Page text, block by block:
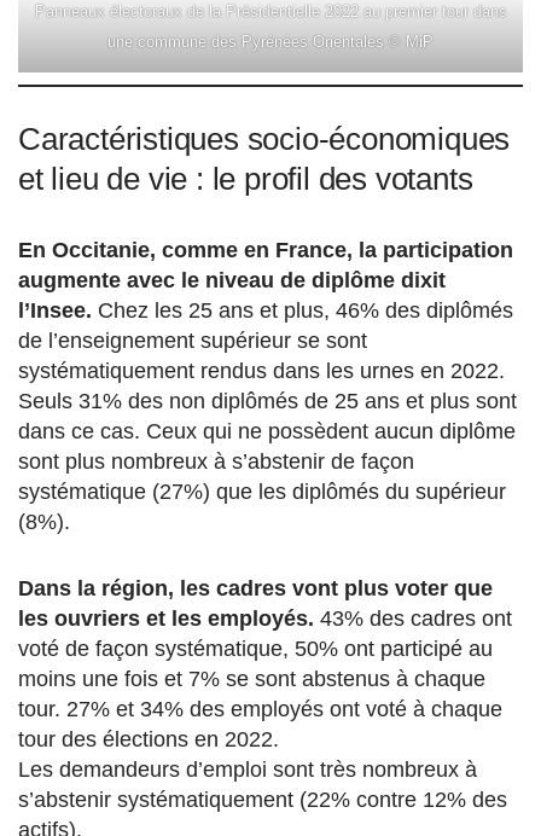
Panneaux électoraux de la Présidentielle 2022 au premier tour dans
une commune des Pyrénées Orientales © MiP
Caractéristiques socio-économiques
et lieu de vie : le profil des votants
En Occitanie, comme en France, la participation
augmente avec le niveau de diplôme dixit
l’Insee. Chez les 25 ans et plus, 46% des diplômés
de l’enseignement supérieur se sont
systématiquement rendus dans les urnes en 2022.
Seuls 31% des non diplômés de 25 ans et plus sont
dans ce cas. Ceux qui ne possèdent aucun diplôme
sont plus nombreux à s’abstenir de façon
systématique (27%) que les diplômés du supérieur
(8%).
Dans la région, les cadres vont plus voter que
les ouvriers et les employés. 43% des cadres ont
voté de façon systématique, 50% ont participé au
moins une fois et 7% se sont abstenus à chaque
tour. 27% et 34% des employés ont voté à chaque
tour des élections en 2022.
Les demandeurs d’emploi sont très nombreux à
s’abstenir systématiquement (22% contre 12% des
actifs).